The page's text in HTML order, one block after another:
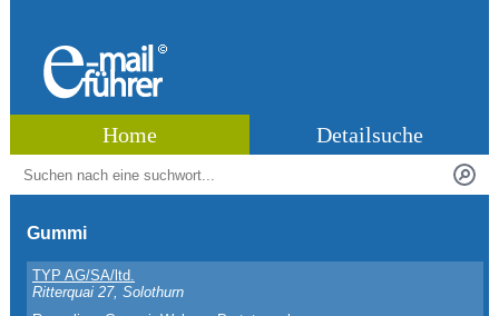
Home Detailsuche
Gummi
TYP AG/SA/ltd.
Ritterquai 27, Solothurn